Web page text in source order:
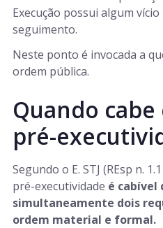
Execução possui algum
seguimento.
Neste ponto é invocada a
ordem pública.
Quando cabe
pré-
Segundo o E. STJ (REsp n.
pré-executividade é cabível
simultaneamente dois
ordem material e formal.